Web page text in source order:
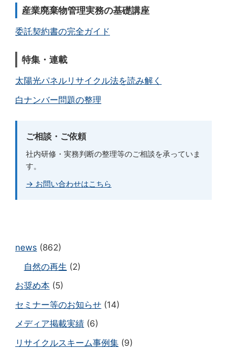
産業廃棄物管理実務の基礎講座
委託契約書の完全ガイド
特集・連載
太陽光パネルリサイクル法を読み解く
白ナンバー問題の整理
ご相談・ご依頼
社内研修・実務判断の整理等のご相談を承っていま
す。
→ お問い合わせはこちら
news (862)
自然の再生 (2)
お奨め本 (5)
セミナー等のお知らせ (14)
メディア掲載実績 (6)
リサイクルスキーム事例集 (9)